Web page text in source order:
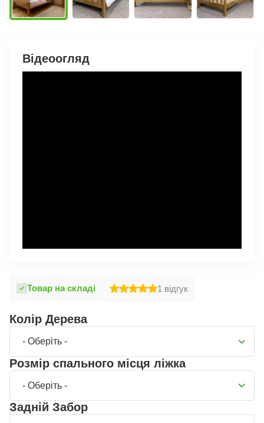
Відеоогляд
Товар на складі 1 відгук
Колір Дерева
- Оберіть -
Розмір спального місця ліжка
- Оберіть -
Задній Забор